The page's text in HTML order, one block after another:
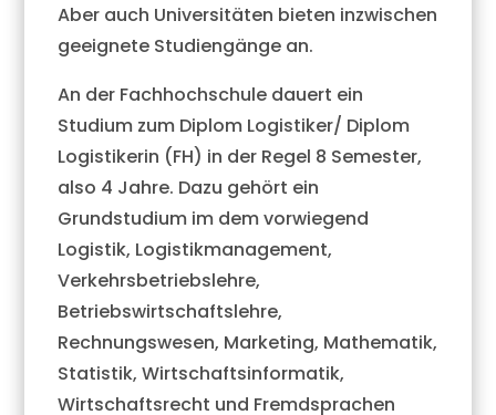
Aber auch Universitäten bieten inzwischen
geeignete Studiengänge an.
An der Fachhochschule dauert ein
Studium zum Diplom Logistiker/ Diplom
Logistikerin (FH) in der Regel 8 Semester,
also 4 Jahre. Dazu gehört ein
Grundstudium im dem vorwiegend
Logistik, Logistikmanagement,
Verkehrsbetriebslehre,
Betriebswirtschaftslehre,
Rechnungswesen, Marketing, Mathematik,
Statistik, Wirtschaftsinformatik,
Wirtschaftsrecht und Fremdsprachen